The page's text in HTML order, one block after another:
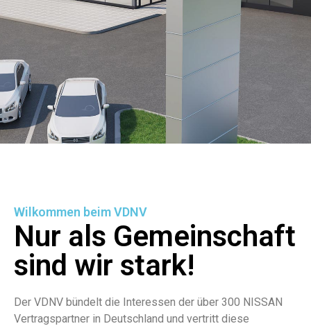
Wilkommen beim VDNV
Nur als Gemeinschaft
sind wir stark!
Der VDNV bündelt die Interessen der über 300 NISSAN
Vertragspartner in Deutschland und vertritt diese